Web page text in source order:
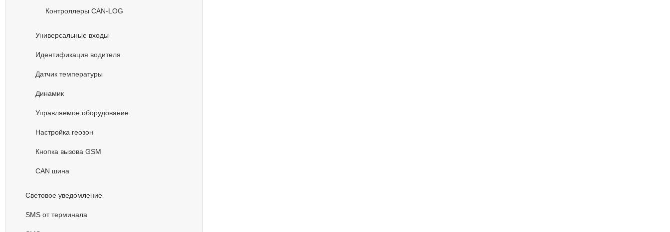
Контроллеры CAN-LOG
Универсальные входы
Идентификация водителя
Датчик температуры
Динамик
Управляемое оборудование
Настройка геозон
Кнопка вызова GSM
CAN шина
Световое уведомление
SMS от терминала